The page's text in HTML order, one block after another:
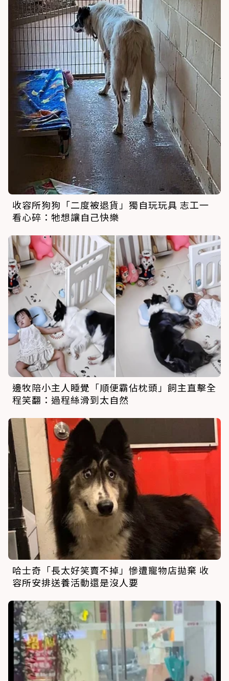
收容所狗狗「二度被退貨」獨自玩玩具 志工一
看心碎：牠想讓自己快樂
邊牧陪小主人睡覺「順便霸佔枕頭」飼主直擊全
程笑翻：過程絲滑到太自然
哈士奇「長太好笑賣不掉」慘遭寵物店拋棄 收
容所安排送養活動還是沒人要